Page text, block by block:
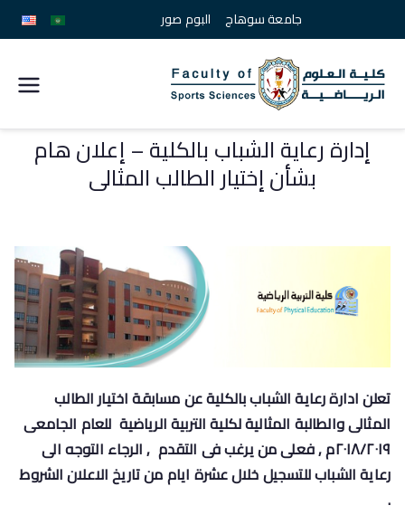
جامعة سوهاج البوم صور
علوم
الرياضة
جامعة
سوهاج
إدارة رعاية الشباب بالكلية – إعلان هام
بشأن إختيار الطالب المثالى
تعلن ادارة رعاية الشباب بالكلية عن مسابقة اختيار الطالب
المثالى والطالبة المثالية لكلية التربية الرياضية للعام الجامعى
٢٠١٨/٢٠١٩م , فعلى من يرغب فى التقدم , الرجاء التوجه الى
رعاية الشباب للتسجيل خلال عشرة ايام من تاريخ الاعلان الشروط
.